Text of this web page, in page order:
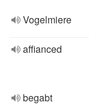
Vogelmiere
affianced
begabt